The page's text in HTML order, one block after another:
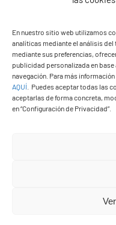
En nuestro sitio web utilizamos
analíticas mediante el análisis
mediante sus preferencias,
publicidad personalizada en
navegación. Para más
AQUÍ
Puedes aceptar todas las
aceptarlas de forma concreta,
en “Configuración de Privacidad”.
Ayuntamiento de